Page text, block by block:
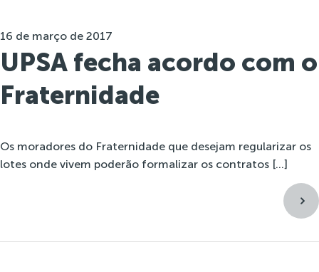
16 de março de 2017
UPSA fecha acordo com o
Fraternidade
Os moradores do Fraternidade que desejam regularizar os
lotes onde vivem poderão formalizar os contratos […]